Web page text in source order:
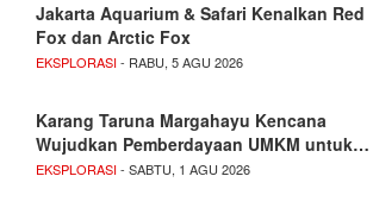
Jakarta Aquarium & Safari Kenalkan Red
Fox dan Arctic Fox
EKSPLORASI- RABU, 5 AGU 2026
Karang Taruna Margahayu Kencana
Wujudkan Pemberdayaan UMKM untuk…
EKSPLORASI- SABTU, 1 AGU 2026